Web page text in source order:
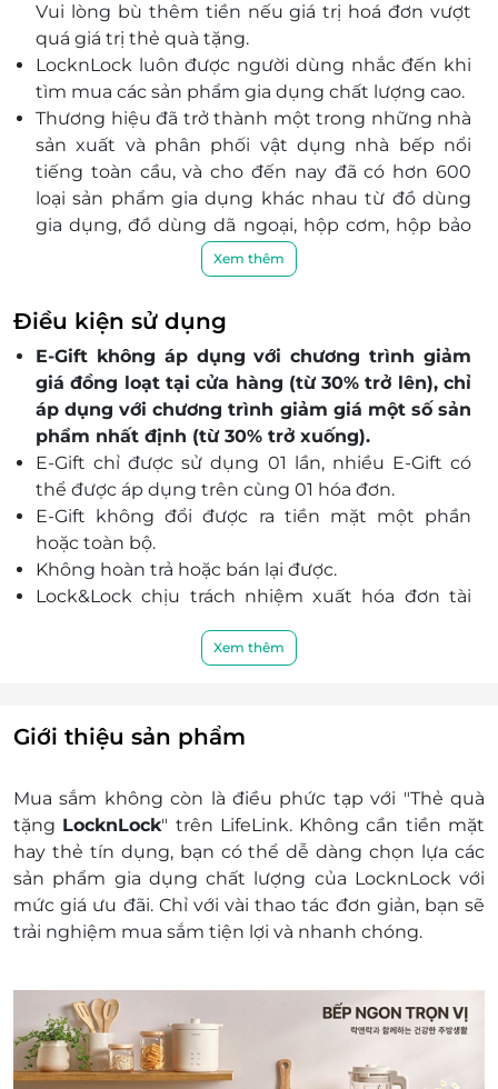
Vui lòng bù thêm tiền nếu giá trị hoá đơn vượt
quá giá trị thẻ quà tặng.
LocknLock luôn được người dùng nhắc đến khi
tìm mua các sản phẩm gia dụng chất lượng cao.
Thương hiệu đã trở thành một trong những nhà
sản xuất và phân phối vật dụng nhà bếp nổi
tiếng toàn cầu, và cho đến nay đã có hơn 600
loại sản phẩm gia dụng khác nhau từ đồ dùng
gia dụng, đồ dùng dã ngoại, hộp cơm, hộp bảo
quản, bình đựng nước, bình giữ nhiệt ...
Giữ vững giá trị cốt lõi chung “Đơn giản và
nhanh chóng”, quan tâm sâu sắc đến con người
và môi trường, Lock&Lock vẫn tiếp tục cho ra đời
các sản phẩm không chỉ mang tính tiện dụng
cao mà còn góp phần bảo vệ sức khỏe con
người và giảm thiểu ô nhiễm môi trường tốt
hơn.
Xem thêm
Điều kiện sử dụng
E-Gift không áp dụng với chương trình giảm
giá đồng loạt tại cửa hàng (từ 30% trở lên), chỉ
áp dụng với chương trình giảm giá một số sản
phẩm nhất định (từ 30% trở xuống).
E-Gift chỉ được sử dụng 01 lần, nhiều E-Gift có
thể được áp dụng trên cùng 01 hóa đơn.
E-Gift không đổi được ra tiền mặt một phần
hoặc toàn bộ.
Không hoàn trả hoặc bán lại được.
Lock&Lock chịu trách nhiệm xuất hóa đơn tài
Nếu giá tiền đơn đặt hàng của khách hàng vượt
Khách hàng có trách nhiệm bảo mật thông tin
mã thẻ quà tặng sau khi đặt mua. LifeLink sẽ
mất hoặc ở trạng thái "Đã sử dụng" với bất kỳ lý
do gì.
LifeLink sẽ không chịu trách nhiệm đối với chất
lượng sản phẩm hoặc dịch vụ được cung cấp
cũng như đối với các tranh chấp về sau giữa
khách hàng và nhà cung cấp.
khoản và điều kiện sử dụng mà không thông
báo trước.
Hotline hỗ trợ: 1900 2065 -
Lưu ý: E-Gift không áp dụng tại các cửa hàng
Xem thêm
Giới thiệu sản phẩm
Mua sắm không còn là điều phức tạp với "Thẻ quà
tặng LocknLock" trên LifeLink. Không cần tiền mặt
hay thẻ tín dụng, bạn có thể dễ dàng chọn lựa các
sản phẩm gia dụng chất lượng của LocknLock với
mức giá ưu đãi. Chỉ với vài thao tác đơn giản, bạn sẽ
trải nghiệm mua sắm tiện lợi và nhanh chóng.